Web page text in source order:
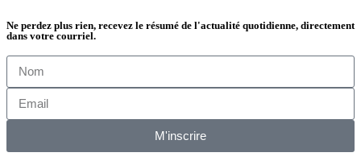
Ne perdez plus rien, recevez le résumé de l'actualité quotidienne, directement
dans votre courriel.
M'inscrire